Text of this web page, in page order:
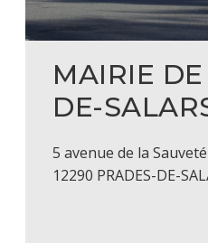
MAIRIE
DE-
5 avenue de la Sauveté
12290 PRADES-DE-